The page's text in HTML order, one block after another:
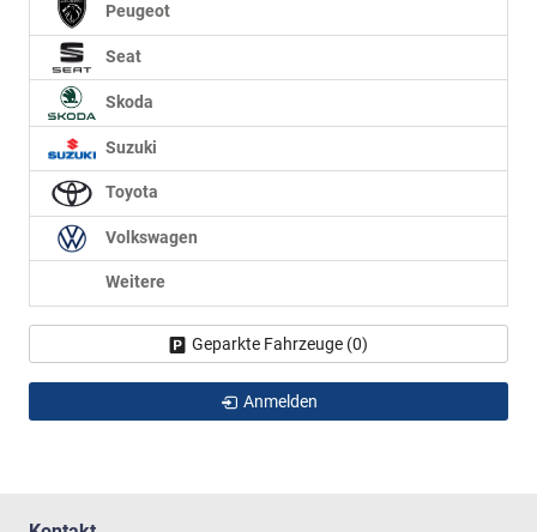
Peugeot
Seat
Skoda
Suzuki
Toyota
Volkswagen
Weitere
Geparkte Fahrzeuge (0)
Anmelden